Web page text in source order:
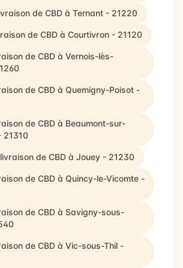
de CBD à Ternant - 21220
de CBD à Courtivron - 21120
de CBD à Vernois-lès-
de CBD à Quemigny-Poisot -
de CBD à Beaumont-sur-
21310
de CBD à Jouey - 21230
de CBD à Quincy-le-Vicomte -
de CBD à Savigny-sous-
de CBD à Vic-sous-Thil -